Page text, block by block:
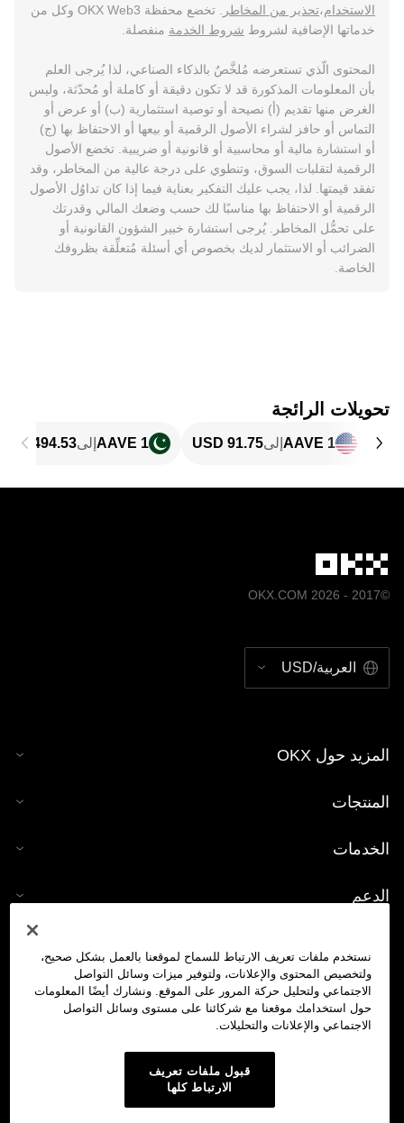
الاستخدام،تحذير من المخاطر
. تخضع محفظة OKX Web3 وكل من
خدماتها الإضافية لشروط شروط الخدمة منفصلة.
المحتوى الّذي تستعرضه مُلخَّصٌ بالذكاء الصناعي، لذا يُرجى العلم
بأن المعلومات المذكورة قد لا تكون دقيقة أو كاملة أو مُحدّثة، وليس
الغرض منها تقديم (أ) نصيحة أو توصية استثمارية (ب) أو عرض أو
التماس أو حافز لشراء الأصول الرقمية أو بيعها أو الاحتفاظ بها (ج)
أو استشارة مالية أو محاسبية أو قانونية أو ضريبية. تخضع الأصول
الرقمية لتقلبات السوق، وتنطوي على درجة عالية من المخاطر، وقد
تفقد قيمتها. لذا، يجب عليك التفكير بعناية فيما إذا كان تداوُل الأصول
الرقمية أو الاحتفاظ بها مناسبًا لك حسب وضعك المالي وقدرتك
على تحمُّل المخاطر. يُرجى استشارة خبير الشؤون القانونية أو
الضرائب أو الاستثمار لديك بخصوص أي أسئلة مُتعلِّقة بظروفك
الخاصة.
تحويلات الرائجة
1 AAVE إلى 1 AAVE إلى
©2017 - 2026 OKX.COM
العربية/USD
المزيد حول OKX
المنتجات
الخدمات
الدعم
حاسبة العملات الرقمية
تداول
نستخدم ملفات تعريف الارتباط للسماح لموقعنا بالعمل بشكل صحيح،
ولتخصيص المحتوى والإعلانات، ولتوفير ميزات وسائل التواصل
الاجتماعي ولتحليل حركة المرور على الموقع. ونشارك أيضًا المعلومات
حول استخدامك موقعنا مع شركائنا على مستوى وسائل التواصل
الاجتماعي والإعلانات والتحليلات.
قبول ملفات تعريف
الارتباط كلها